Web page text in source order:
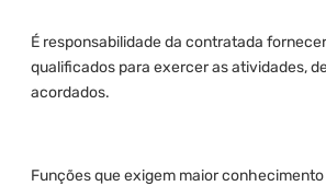
É responsabilidade da contratada
qualificados para exercer as atividades,
acordados.
Funções que exigem maior